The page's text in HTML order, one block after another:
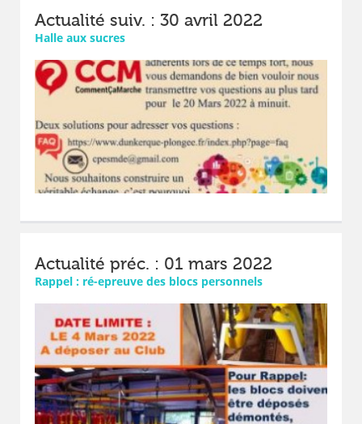
Actualité suiv. : 30 avril 2022
Halle aux sucres
Actualité préc. : 01 mars 2022
Rappel : ré-epreuve des blocs personnels